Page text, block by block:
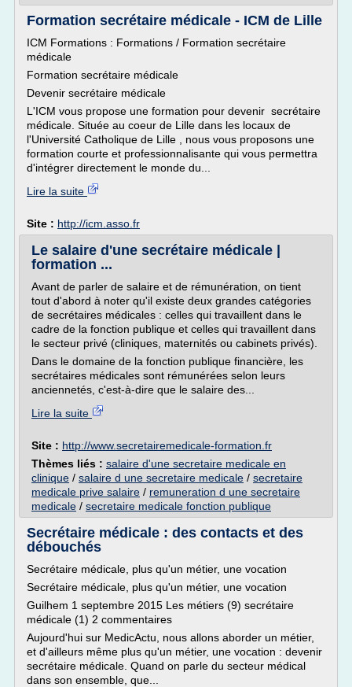
Formation secrétaire médicale - ICM de Lille
ICM Formations : Formations / Formation secrétaire
médicale
Formation secrétaire médicale
Devenir secrétaire médicale
L'ICM vous propose une formation pour devenir secrétaire
médicale. Située au coeur de Lille dans les locaux de
l'Université Catholique de Lille , nous vous proposons une
formation courte et professionnalisante qui vous permettra
d'intégrer directement le monde du...
Lire la suite
Site : http://icm.asso.fr
Le salaire d'une secrétaire médicale |
formation ...
Avant de parler de salaire et de rémunération, on tient
tout d'abord à noter qu'il existe deux grandes catégories
de secrétaires médicales : celles qui travaillent dans le
cadre de la fonction publique et celles qui travaillent dans
le secteur privé (cliniques, maternités ou cabinets privés).
Dans le domaine de la fonction publique financière, les
secrétaires médicales sont rémunérées selon leurs
anciennetés, c'est-à-dire que le salaire des...
Lire la suite
Site : http://www.secretairemedicale-formation.fr
Thèmes liés : salaire d'une secretaire medicale en
clinique / salaire d une secretaire medicale / secretaire
medicale prive salaire / remuneration d une secretaire
medicale / secretaire medicale fonction publique
Secrétaire médicale : des contacts et des
débouchés
Secrétaire médicale, plus qu'un métier, une vocation
Secrétaire médicale, plus qu'un métier, une vocation
Guilhem 1 septembre 2015 Les métiers (9) secrétaire
médicale (1) 2 commentaires
Aujourd'hui sur MedicActu, nous allons aborder un métier,
et d'ailleurs même plus qu'un métier, une vocation : devenir
secrétaire médicale. Quand on parle du secteur médical
dans son ensemble, que...